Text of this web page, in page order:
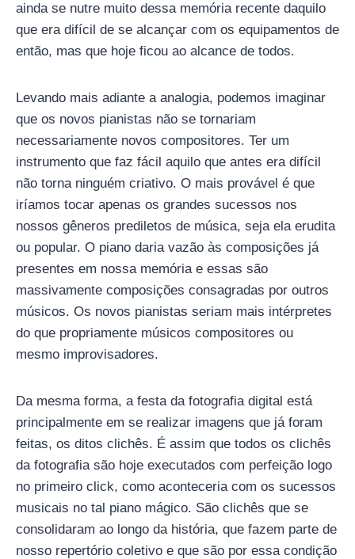
ainda se nutre muito dessa memória recente daquilo
que era difícil de se alcançar com os equipamentos de
então, mas que hoje ficou ao alcance de todos.
Levando mais adiante a analogia, podemos imaginar
que os novos pianistas não se tornariam
necessariamente novos compositores. Ter um
instrumento que faz fácil aquilo que antes era difícil
não torna ninguém criativo. O mais provável é que
iríamos tocar apenas os grandes sucessos nos
nossos gêneros prediletos de música, seja ela erudita
ou popular. O piano daria vazão às composições já
presentes em nossa memória e essas são
massivamente composições consagradas por outros
músicos. Os novos pianistas seriam mais intérpretes
do que propriamente músicos compositores ou
mesmo improvisadores.
Da mesma forma, a festa da fotografia digital está
principalmente em se realizar imagens que já foram
feitas, os ditos clichês. É assim que todos os clichês
da fotografia são hoje executados com perfeição logo
no primeiro click, como aconteceria com os sucessos
musicais no tal piano mágico. São clichês que se
consolidaram ao longo da história, que fazem parte de
nosso repertório coletivo e que são por essa condição